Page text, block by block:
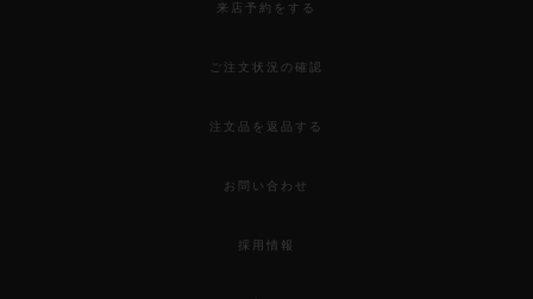
来店予約をする
ご注文状況の確認
注文品を返品する
お問い合わせ
採用情報